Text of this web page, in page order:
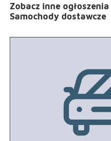
Zobacz inne ogłoszenia
Samochody dostawcze